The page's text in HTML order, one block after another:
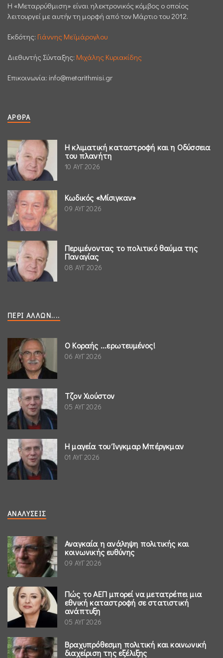
H «Μεταρρύθμιση» είναι ηλεκτρονικός κόμβος ο οποίος
λειτουργεί με αυτήν τη μορφή από τον Μάρτιο του 2012.
Εκδότης: Γιάννης Μεϊμάρογλου
Διεθυντής Σύνταξης: Μιχάλης Κυριακίδης
Επικοινωνία: info@metarithmisi.gr
ΆΡΘΡΑ
Η κλιματική καταστροφή και η Οδύσσεια
του πλανήτη
10 ΑΥΓ 2026
Κωδικός «Μίσιγκαν»
09 ΑΥΓ 2026
Περιμένοντας το πολιτικό θαύμα της
Παναγίας
08 ΑΥΓ 2026
ΠΕΡΊ ΆΛΛΩΝ....
Ο Κοραής ...ερωτευμένος!
06 ΑΥΓ 2026
Τζον Χιούστον
05 ΑΥΓ 2026
Η μαγεία του Ίνγκμαρ Μπέργκμαν
01 ΑΥΓ 2026
ΑΝΑΛΎΣΕΙΣ
Αναγκαία η ανάληψη πολιτικής και
κοινωνικής ευθύνης
09 ΑΥΓ 2026
Πώς το ΑΕΠ μπορεί να μετατρέπει μια
εθνική καταστροφή σε στατιστική
ανάπτυξη
05 ΑΥΓ 2026
Βραχυπρόθεσμη πολιτική και κοινωνική
διαχείριση της εξέλιξης